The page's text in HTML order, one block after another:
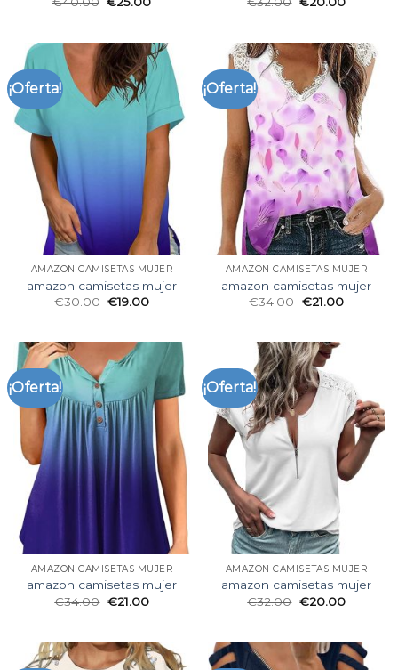
¡Oferta!
AMAZON CAMISETAS MUJER
amazon camisetas mujer
€30.00 €19.00
¡Oferta!
AMAZON CAMISETAS MUJER
amazon camisetas mujer
€34.00 €21.00
¡Oferta!
AMAZON CAMISETAS MUJER
amazon camisetas mujer
€34.00 €21.00
¡Oferta!
AMAZON CAMISETAS MUJER
amazon camisetas mujer
€32.00 €20.00